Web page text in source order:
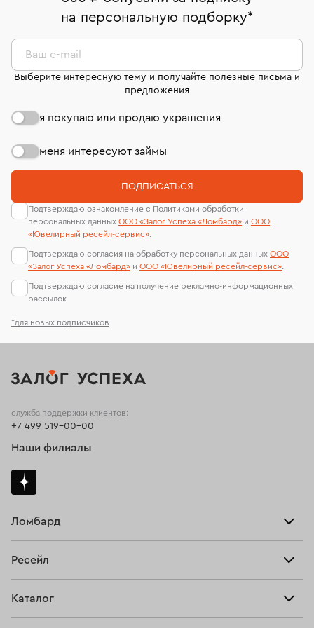
право передумать, если изделие вам не подошло. 7
дней на возврат. Детальные условия возврата
комиссионных украшений и часов смотрите на
странице«Возврат украшений»
На особо ценные изделия получены
сертификаты МГУ и других геммологических
лабораторий
на персональную подборку*
*для новых подписчиков
Ваш e-mail
Выберите интересную тему и получайте полезные письма и
предложения
я покупаю или продаю украшения
меня интересуют займы
ПОДПИСАТЬСЯ
Подтверждаю ознакомление с Политиками обработки
персональных данных ООО «Залог Успеха «Ломбард» и ООО
«Ювелирный ресейл-сервиc».
Подтверждаю согласия на обработку персональных данных ООО
«Залог Успеха «Ломбард» и ООО «Ювелирный ресейл-сервиc».
Подтверждаю согласие на получение рекламно-информационных
рассылок
Ломбард
Тарифы
Ресейл
Каталог
служба поддержки клиентов:
+7 499 519-00-00
Наши филиалы